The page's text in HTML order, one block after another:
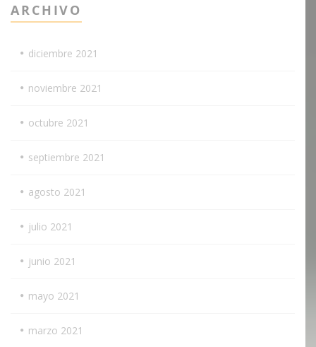
ARCHIVO
diciembre 2021
noviembre 2021
octubre 2021
septiembre 2021
agosto 2021
julio 2021
junio 2021
mayo 2021
marzo 2021